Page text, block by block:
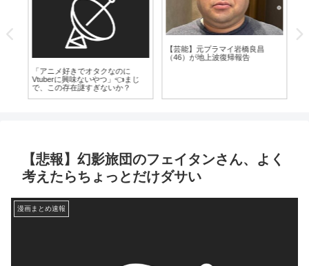
「アニメ好きでオタクなのに
Vtuberに興味ないやつ」👈まじ
で、この存在謎すぎないか？
【芸能】元プラマイ岩橋良昌
（46）が地上波復帰報告
【悲報】幻影旅団のフェイタンさん、よく
考えたらちょっとだけダサい
漫画まとめ速報